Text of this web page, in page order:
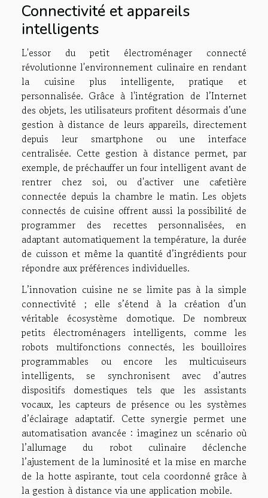
Connectivité et appareils
intelligents
L'essor du petit électroménager connecté
révolutionne l'environnement culinaire en rendant
la cuisine plus intelligente, pratique et
personnalisée. Grâce à l'intégration de l’Internet
des objets, les utilisateurs profitent désormais d’une
gestion à distance de leurs appareils, directement
depuis leur smartphone ou une interface
centralisée. Cette gestion à distance permet, par
exemple, de préchauffer un four intelligent avant de
rentrer chez soi, ou d'activer une cafetière
connectée depuis la chambre le matin. Les objets
connectés de cuisine offrent aussi la possibilité de
programmer des recettes personnalisées, en
adaptant automatiquement la température, la durée
de cuisson et même la quantité d’ingrédients pour
répondre aux préférences individuelles.
L’innovation cuisine ne se limite pas à la simple
connectivité ; elle s’étend à la création d’un
véritable écosystème domotique. De nombreux
petits électroménagers intelligents, comme les
robots multifonctions connectés, les bouilloires
programmables ou encore les multicuiseurs
intelligents, se synchronisent avec d’autres
dispositifs domestiques tels que les assistants
vocaux, les capteurs de présence ou les systèmes
d’éclairage adaptatif. Cette synergie permet une
automatisation avancée : imaginez un scénario où
l’allumage du robot culinaire déclenche
l’ajustement de la luminosité et la mise en marche
de la hotte aspirante, tout cela coordonné grâce à
la gestion à distance via une application mobile.